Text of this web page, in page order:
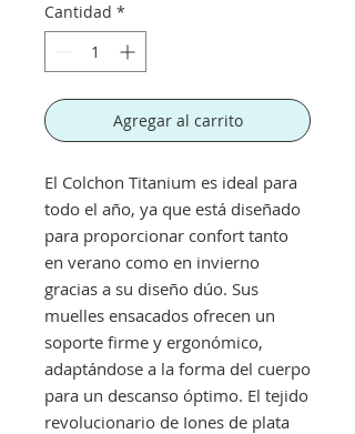
Cantidad *
Agregar al carrito
El Colchon Titanium es ideal para
todo el año, ya que está diseñado
para proporcionar confort tanto
en verano como en invierno
gracias a su diseño dúo. Sus
muelles ensacados ofrecen un
soporte firme y ergonómico,
adaptándose a la forma del cuerpo
para un descanso óptimo. El tejido
revolucionario de Iones de plata